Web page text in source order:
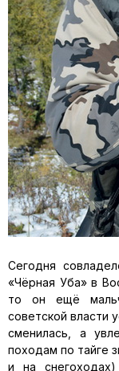
Сегодня
«Чёрная Уба» в
то он ещё
советской власти
сменилась, а
походам по тайге
и на